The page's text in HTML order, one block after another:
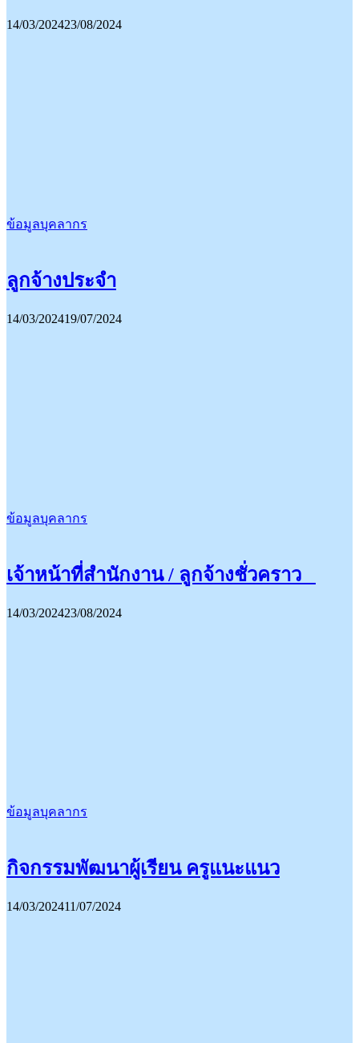
14/03/202423/08/2024
ข้อมูลบุคลากร
ลูกจ้างประจำ
14/03/202419/07/2024
ข้อมูลบุคลากร
เจ้าหน้าที่สำนักงาน / ลูกจ้างชั่วคราว
14/03/202423/08/2024
ข้อมูลบุคลากร
กิจกรรมพัฒนาผู้เรียน ครูแนะแนว
14/03/202411/07/2024